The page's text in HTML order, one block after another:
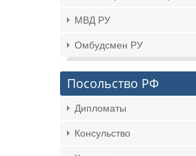
МВД РУ
Омбудсмен РУ
Посольство РФ
Дипломаты
Консульство